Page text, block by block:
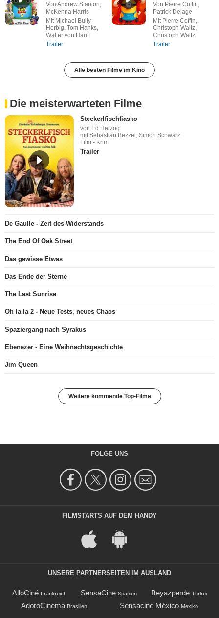
Von Andrew Stanton,
McKenna Harris
Mit Michael Bully
Herbig, Tom Hanks,
Walter von Hauff
Trailer
Von Pierre Coffin,
Patrick Delage
Mit Pierre Coffin,
Christoph Waltz,
Christoph Waltz
Trailer
Alle besten Filme im Kino
Die meisterwarteten Filme
Steckerlfischfiasko
von Ed Herzog
mit Sebastian Bezzel, Simon Schwarz
Film - Krimi
Trailer
De Gaulle - Zeit des Widerstands
The End Of Oak Street
Das gewisse Etwas
Das Ende der Sterne
The Last Sunrise
Oh la la 2 - Neue Tests, neues Chaos
Spaziergang nach Syrakus
Ebenezer - Eine Weihnachtsgeschichte
Jim Queen
Weitere kommende Top-Filme
FOLGE UNS
FILMSTARTS AUF DEM HANDY
UNSERE PARTNERSEITEN IM AUSLAND
AlloCiné Frankreich SensaCine Spanien Beyazperde Türkei
AdoroCinema Brasilien Sensacine México Mexiko